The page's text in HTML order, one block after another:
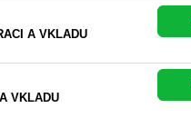
A VKLADU
VKLADU